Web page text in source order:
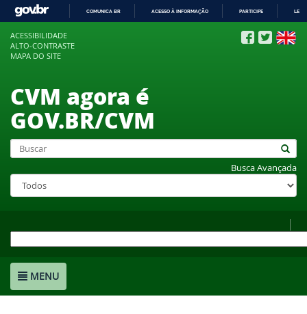
COMUNICA BR ACESSO À INFORMAÇÃO PARTICIPE
ACESSIBILIDADE
ALTO-CONTRASTE
MAPA DO SITE
CVM agora é
GOV.BR/CVM
Busca Avançada
MENU